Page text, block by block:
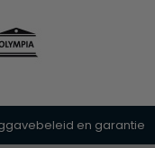
en garantie